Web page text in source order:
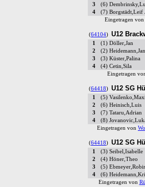
3
(6)
4
(7) Borgstädt,Leif
Eingetragen von
(64104) U12
1 (1) Döller,Jan
2
(2)
3
(3) Küster,Palina
4
(4) Cetin,Sila
Eingetragen
(64418) U12 SG
1 (5)
2
(6) Heinisch,Luis
3
(7) Tataru,Adrian
4
(8)
Eingetragen von
(64418) U12 SG
1 (3) Seibel,Isabelle
2
(4) Höner,Theo
3
(5)
4
(6)
Eingetragen von